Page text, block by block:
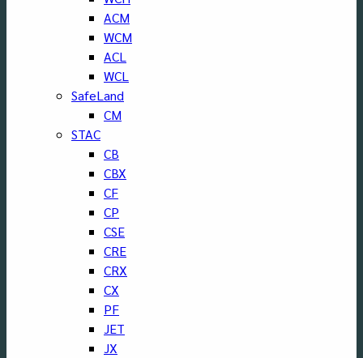
ACM
WCM
ACL
WCL
SafeLand
CM
STAC
CB
CBX
CF
CP
CSE
CRE
CRX
CX
PF
JET
JX